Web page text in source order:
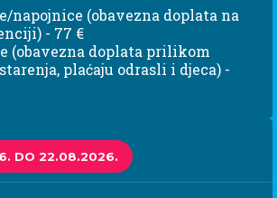
napojnice (obavezna doplata na
- 77 €
(obavezna doplata prilikom
plaćaju odrasli i djeca) -
DO 22.08.2026.